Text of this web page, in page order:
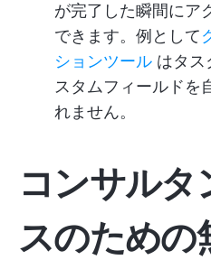
が完了した瞬間にア
できます。例として
ションツール はタス
スタムフィールドを
れません。
コンサルタ
スのための